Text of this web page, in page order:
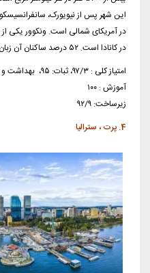
این شهر پس از نیویورک،
در آمریکای شمالی است. ونکوور یکی از
در کانادا است. ۵۲ درصد ساکنان آن زبان اولی به غیر از انگلیسی دارند.
آموزش : ۱۰۰
زیرساخت: ۹۲/۹
4. پرت ، سترالیا